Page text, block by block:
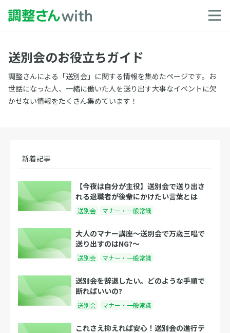
送別会のお役立ちガイド
調整さんによる「送別会」に関する情報を集めたページです。お
世話になった人、一緒に働いた人を送り出す大事なイベントに欠
かせない情報をたくさん集めています！
新着記事
【今夜は自分が主役】送別会で送り出さ
れる退職者が後輩にかけたい言葉とは
送別会 マナー・一般常識
大人のマナー講座～送別会で万歳三唱で
送り出すのはNG?～
送別会 マナー・一般常識
送別会を辞退したい。どのような手順で
断ればいいの?
送別会 マナー・一般常識
これさえ抑えれば安心！送別会の進行テ